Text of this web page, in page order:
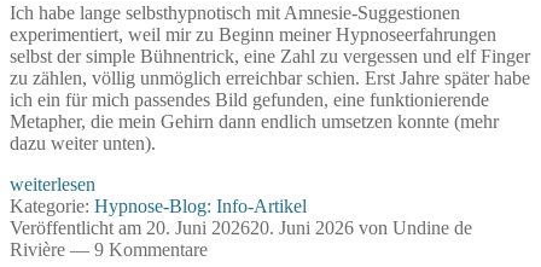
Ich habe lange selbsthypnotisch mit Amnesie-Suggestionen
experimentiert, weil mir zu Beginn meiner Hypnoseerfahrungen
selbst der simple Bühnentrick, eine Zahl zu vergessen und elf Finger
zu zählen, völlig unmöglich erreichbar schien. Erst Jahre später habe
ich ein für mich passendes Bild gefunden, eine funktionierende
Metapher, die mein Gehirn dann endlich umsetzen konnte (mehr
dazu weiter unten).
Vergiss
es!
Amnesie
durch
weiterlesen
Kategorie: Hypnose-Blog: Info-Artikel
Veröffentlicht am 20. Juni 202620. Juni 2026 von Undine de
Rivière — 9 Kommentare